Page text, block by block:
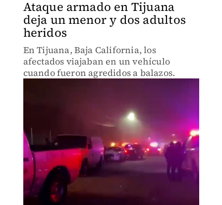
Ataque armado en Tijuana
deja un menor y dos adultos
heridos
En Tijuana, Baja California, los
afectados viajaban en un vehículo
cuando fueron agredidos a balazos.